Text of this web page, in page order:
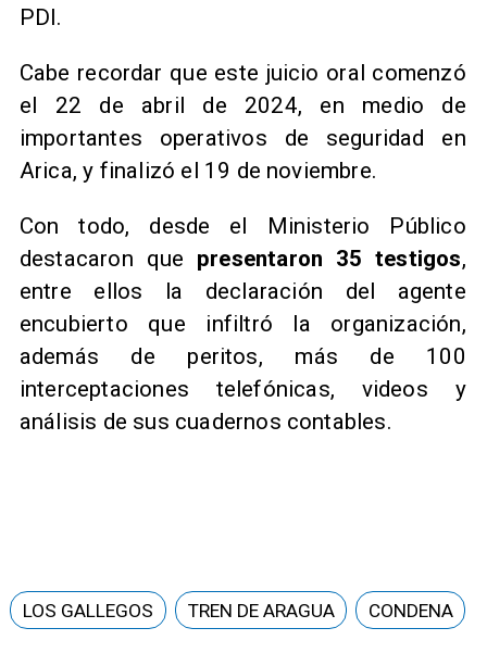
PDI.
Cabe recordar que este juicio oral comenzó
el 22 de abril de 2024, en medio de
importantes operativos de seguridad en
Arica, y finalizó el 19 de noviembre.
Con todo, desde el Ministerio Público
destacaron que presentaron 35 testigos,
entre ellos la declaración del agente
encubierto que infiltró la organización,
además de peritos, más de 100
interceptaciones telefónicas, videos y
análisis de sus cuadernos contables.
LOS GALLEGOS TREN DE ARAGUA CONDENA